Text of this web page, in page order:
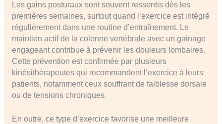
Les gains posturaux sont souvent ressentis dès les
premières semaines, surtout quand l’exercice est intégré
régulièrement dans une routine d’entraînement. Le
maintien actif de la colonne vertébrale avec un gainage
engageant contribue à prévenir les douleurs lombaires.
Cette prévention est confirmée par plusieurs
kinésithérapeutes qui recommandent l’exercice à leurs
patients, notamment ceux souffrant de faiblesse dorsale
ou de tensions chroniques.
En outre, ce type d’exercice favorise une meilleure